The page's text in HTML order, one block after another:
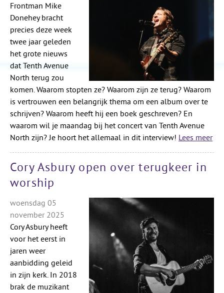
Frontman Mike
Donehey bracht
precies deze week
twee jaar geleden
het grote nieuws
dat Tenth Avenue
North terug zou
komen. Waarom stopten ze? Waarom zijn ze terug? Waarom
is vertrouwen een belangrijk thema om een album over te
schrijven? Waarom heeft hij een boek geschreven? En
waarom wil je maandag bij het concert van Tenth Avenue
North zijn? Je hoort het allemaal in dit interview! Lees meer
Cory Asbury open over terugkeer in
worship
woensdag 05
november 2025
Cory Asbury heeft
voor het eerst in
jaren weer
aanbidding geleid
in zijn kerk. In 2018
brak de muzikant